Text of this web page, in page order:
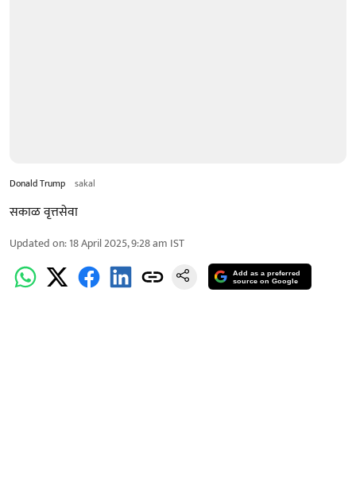
Donald Trump sakal
सकाळ वृत्तसेवा
Updated on:18 April 2025, 9:28 am IST
Add as a preferred
source on Google